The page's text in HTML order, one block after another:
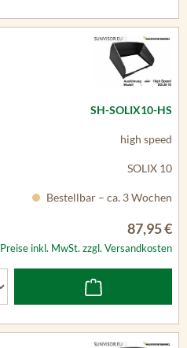
SH-SOLIX10-HS
high speed
SOLIX 10
Bestellbar – ca. 3 Wochen
87,95 €
Preise inkl. MwSt. zzgl. Versandkosten